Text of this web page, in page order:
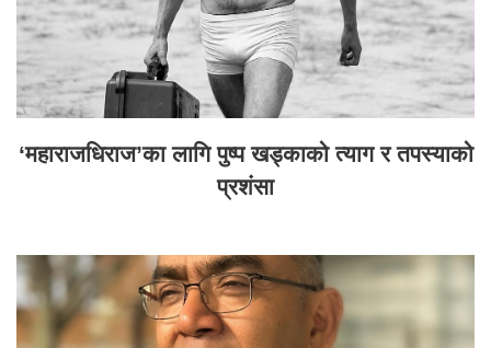
‘महाराजधिराज’का लागि पुष्प खड्काको त्याग र तपस्याको
प्रशंसा